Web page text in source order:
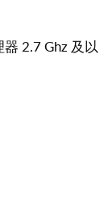
2.7 Ghz 及以